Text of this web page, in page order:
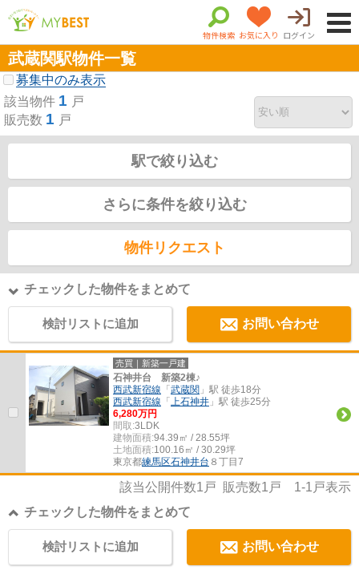
物件検索 お気に入り ログイン
武蔵関駅物件一覧
募集中のみ表示
該当物件 1 戸
販売数 1 戸
駅で絞り込む
さらに条件を絞り込む
物件リクエスト
チェックした物件をまとめて
検討リストに追加 お問い合わせ
売買｜新築一戸建
石神井台 新築2棟♪
西武新宿線 「 武蔵関 」駅 徒歩18分
西武新宿線 「 上石神井 」駅 徒歩25分
6,280万円
間取:3LDK
建物面積:94.39㎡ / 28.55坪
土地面積:100.16㎡ / 30.29坪
東京都練馬区石神井台 ８丁目7
該当公開件数1 戸 販売数1 戸 1-1 戸表示
チェックした物件をまとめて
お問い合わせ
検討リストに追加